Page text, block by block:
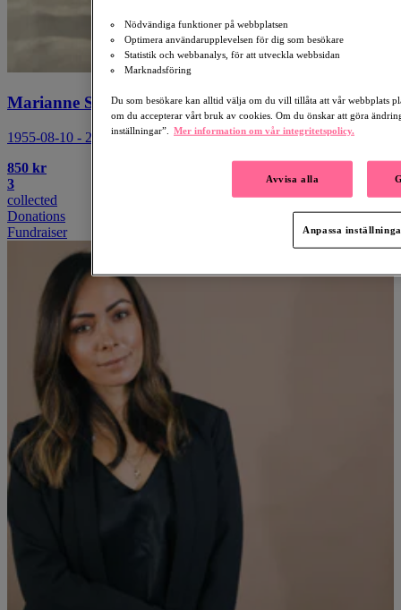
Marianne Svensson
1955-08-10 - 2025-02-11
850 kr
3
collected
Donations
Fundraiser
Nödvändiga funktioner på webbplatsen
Optimera användarupplevelsen för dig som besökare
Statistik och webbanalys, för att utveckla webbsidan
Marknadsföring
Du som besökare kan alltid välja om du vill tillåta att vår webbplats
om du accepterar vårt bruk av cookies. Om du önskar att göra
inställningar”.
Mer information om vår integritetspolicy.
Avvisa alla
Anpassa